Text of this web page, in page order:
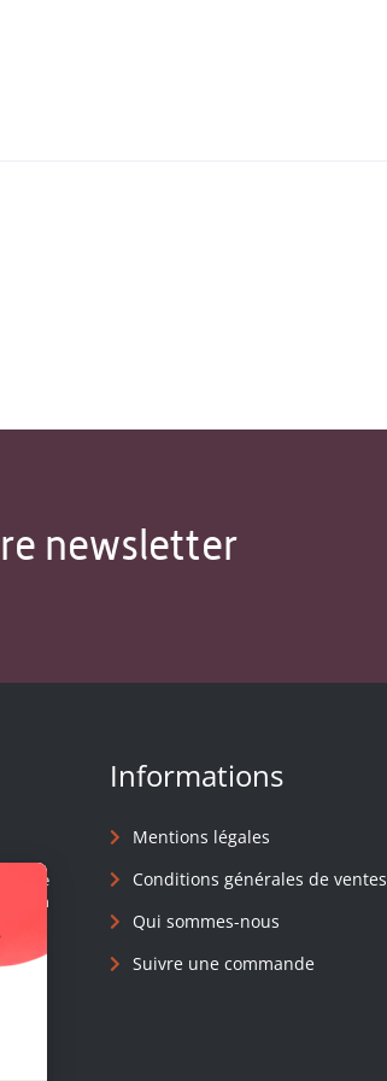
newsletter
en
Informations
Mentions légales
Conditions générales de ventes
Qui sommes-nous
Suivre une commande